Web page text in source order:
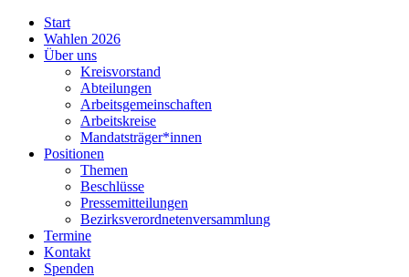
Start
Wahlen 2026
Über uns
Kreisvorstand
Abteilungen
Arbeitsgemeinschaften
Arbeitskreise
Mandatsträger*innen
Positionen
Themen
Beschlüsse
Pressemitteilungen
Bezirksverordnetenversammlung
Termine
Kontakt
Spenden